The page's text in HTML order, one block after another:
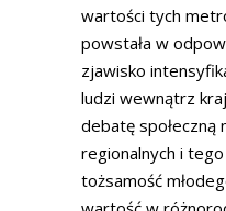
wartości tych
powstała w
zjawisko
ludzi wewnątrz
debatę społeczną
regionalnych i
tożsamość